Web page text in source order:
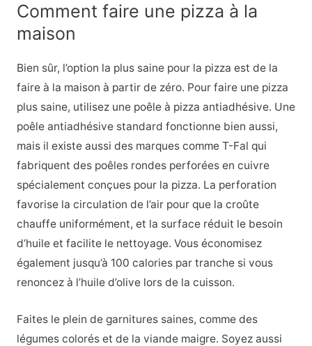
Comment faire une pizza à la
maison
Bien sûr, l’option la plus saine pour la pizza est de la
faire à la maison à partir de zéro. Pour faire une pizza
plus saine, utilisez une poêle à pizza antiadhésive. Une
poêle antiadhésive standard fonctionne bien aussi,
mais il existe aussi des marques comme T-Fal qui
fabriquent des poêles rondes perforées en cuivre
spécialement conçues pour la pizza. La perforation
favorise la circulation de l’air pour que la croûte
chauffe uniformément, et la surface réduit le besoin
d’huile et facilite le nettoyage. Vous économisez
également jusqu’à 100 calories par tranche si vous
renoncez à l’huile d’olive lors de la cuisson.
Faites le plein de garnitures saines, comme des
légumes colorés et de la viande maigre. Soyez aussi